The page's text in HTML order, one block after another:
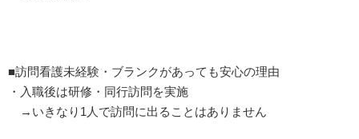
■訪問看護未経験・ブランクがあっても安心の理由
・入職後は研修・同行訪問を実施
→いきなり1人で訪問に出ることはありません